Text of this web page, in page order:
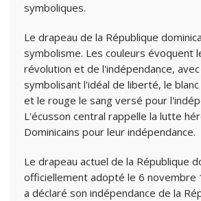
symboliques.
Le drapeau de la République
symbolisme. Les couleurs évoquent
révolution et de l'indépendance,
symbolisant l'idéal de liberté, le
et le rouge le sang versé pour
L'écusson central rappelle la lutte
Dominicains pour leur indépendance.
Le drapeau actuel de la République
officiellement adopté le 6 novembre
a déclaré son indépendance de la